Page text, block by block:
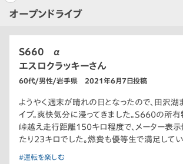
オープンドライブ
S660 α
エスロクラッキーさん
60代/男性/岩手県 2021年6月7日投稿
ようやく週末が晴れの日となったので、田沢湖
イブ。爽快気分に浸ってきました。S660の所有
峠越え走行距離150キロ程度で、メーター表示
たり23キロでした。燃費も優等生で満足してい
#運転を楽しむ